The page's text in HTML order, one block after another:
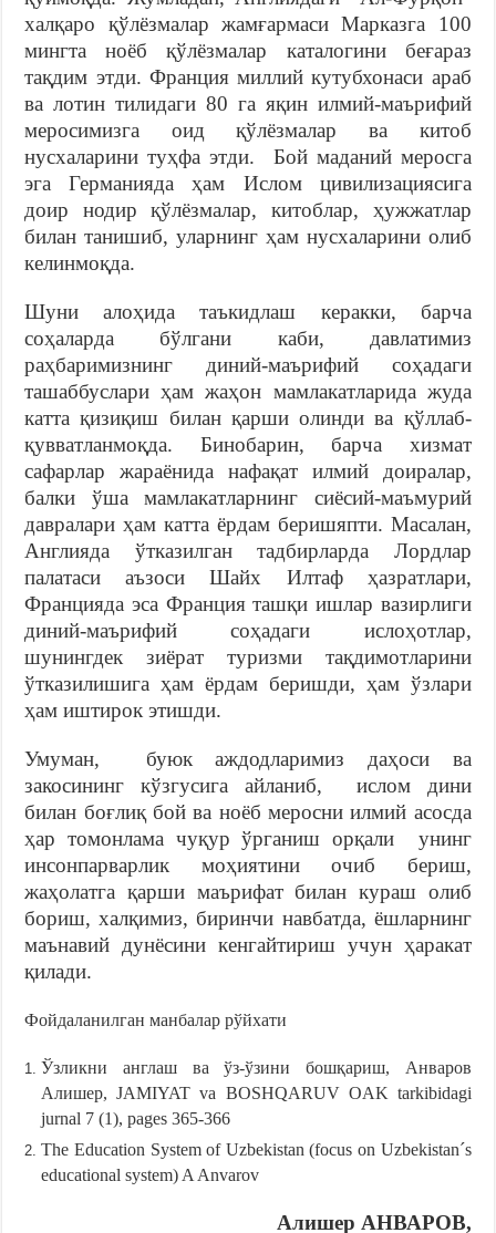
халқаро қўлёзмалар жамғармаси Марказга 100
мингта ноёб қўлёзмалар каталогини беғараз
тақдим этди. Франция миллий кутубхонаси араб
ва лотин тилидаги 80 га яқин илмий-маърифий
меросимизга оид қўлёзмалар ва китоб
нусхаларини туҳфа этди. Бой маданий меросга
эга Германияда ҳам Ислом цивилизациясига
доир нодир қўлёзмалар, китоблар, ҳужжатлар
билан танишиб, уларнинг ҳам нусхаларини олиб
келинмоқда.
Шуни алоҳида таъкидлаш керакки, барча
соҳаларда бўлгани каби, давлатимиз
раҳбаримизнинг диний-маърифий соҳадаги
ташаббуслари ҳам жаҳон мамлакатларида жуда
катта қизиқиш билан қарши олинди ва қўллаб-
қувватланмоқда. Бинобарин, барча хизмат
сафарлар жараёнида нафақат илмий доиралар,
балки ўша мамлакатларнинг сиёсий-маъмурий
давралари ҳам катта ёрдам беришяпти. Масалан,
Англияда ўтказилган тадбирларда Лордлар
палатаси аъзоси Шайх Илтаф ҳазратлари,
Францияда эса Франция ташқи ишлар вазирлиги
диний-маърифий соҳадаги ислоҳотлар,
шунингдек зиёрат туризми тақдимотларини
ўтказилишига ҳам ёрдам беришди, ҳам ўзлари
ҳам иштирок этишди.
Умуман, буюк аждодларимиз даҳоси ва
закосининг кўзгусига айланиб, ислом дини
билан боғлиқ бой ва ноёб меросни илмий асосда
ҳар томонлама чуқур ўрганиш орқали унинг
инсонпарварлик моҳиятини очиб бериш,
жаҳолатга қарши маърифат билан кураш олиб
бориш, халқимиз, биринчи навбатда, ёшларнинг
маънавий дунёсини кенгайтириш учун ҳаракат
қилади.
Фойдаланилган манбалар рўйхати
Ўзликни англаш ва ўз-ўзини бошқариш, Анваров
Алишер, JAMIYAT va BOSHQARUV OAK tarkibidagi
jurnal 7 (1), pages 365-366
The Education System of Uzbekistan (focus on Uzbekistan´s
educational system) A Anvarov
Алишер АНВАРОВ,